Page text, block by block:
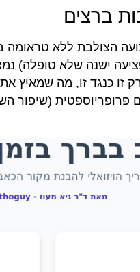
ברצים
הצולבת ללא
ישנה שלא טופלה)
זו כנגד זו, מה שמאיץ
פרופריוספטית